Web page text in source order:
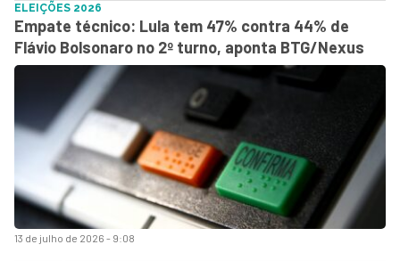
13 de julho de 2026 - 9:08
ELEIÇÕES 2026
Empate técnico: Lula tem 47% contra 44% de
Flávio Bolsonaro no 2º turno, aponta BTG/Nexus